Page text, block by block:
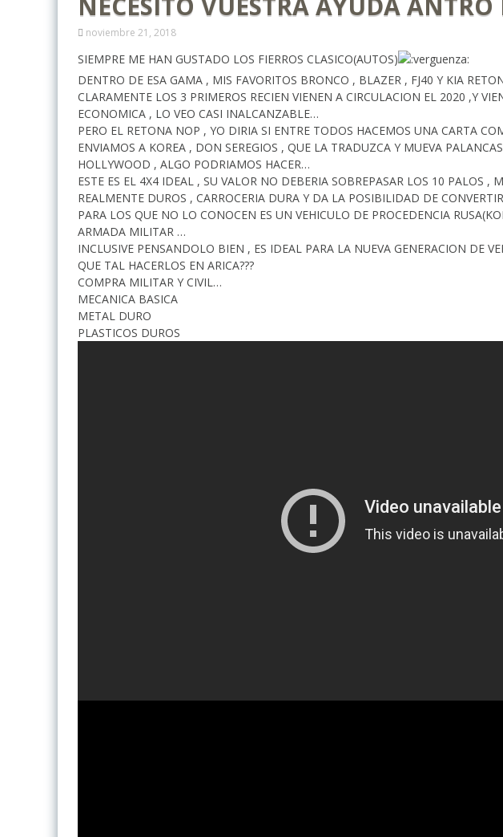
noviembre 21, 2018
SIEMPRE ME HAN GUSTADO LOS FIERROS CLASICO(AUTOS)
DENTRO DE ESA GAMA , MIS FAVORITOS BRONCO , BLAZER , FJ40 Y KIA
CLARAMENTE LOS 3 PRIMEROS RECIEN VIENEN A CIRCULACION EL 2020 ,Y
ECONOMICA , LO VEO CASI INALCANZABLE…
PERO EL RETONA NOP , YO DIRIA SI ENTRE TODOS HACEMOS UNA CARTA
ENVIAMOS A KOREA , DON SEREGIOS , QUE LA TRADUZCA Y MUEVA
HOLLYWOOD , ALGO PODRIAMOS HACER…
ESTE ES EL 4X4 IDEAL , SU VALOR NO DEBERIA SOBREPASAR LOS 10 PALOS ,
REALMENTE DUROS , CARROCERIA DURA Y DA LA POSIBILIDAD DE
PARA LOS QUE NO LO CONOCEN ES UN VEHICULO DE PROCEDENCIA
ARMADA MILITAR …
INCLUSIVE PENSANDOLO BIEN , ES IDEAL PARA LA NUEVA GENERACION DE
QUE TAL HACERLOS EN ARICA???
COMPRA MILITAR Y CIVIL…
MECANICA BASICA
METAL DURO
PLASTICOS DUROS